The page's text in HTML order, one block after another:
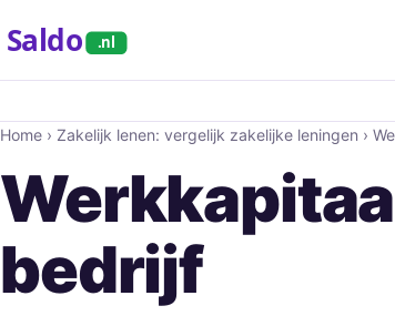
Saldo .nl
Home › Zakelijk lenen: vergelijk zakelijke leningen ›
bedrijf